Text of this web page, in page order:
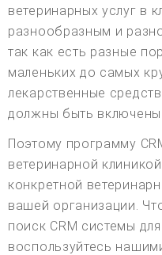
ветеринарных услуг в
разнообразным и
так как есть разные
маленьких до самых
лекарственные
должны быть
Поэтому программу
ветеринарной
конкретной
вашей организации.
поиск CRM системы
воспользуйтесь